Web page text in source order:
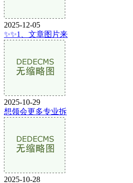
2025-12-05
✨✨1、文章图片来
2025-10-29
想领会更多专业拆
2025-10-28